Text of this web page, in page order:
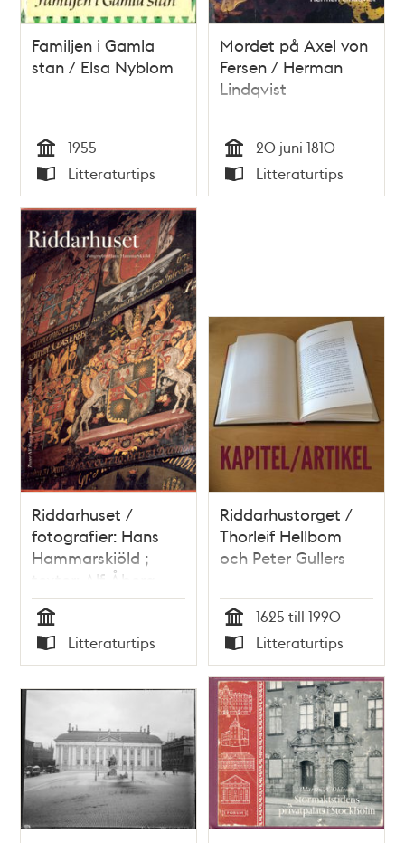
Familjen i Gamla
stan / Elsa Nyblom
Tid
1955
Typ
Litteraturtips
Mordet på Axel von
Fersen / Herman
Lindqvist
Tid
20 juni 1810
Typ
Litteraturtips
Riddarhuset /
fotografier: Hans
Hammarskiöld ;
texter: Alf Åberg,
Claes Ellehag och
Anna Hamilton
Tid
-
Typ
Litteraturtips
Riddarhustorget /
Thorleif Hellbom
och Peter Gullers
Tid
1625 till 1990
Typ
Litteraturtips